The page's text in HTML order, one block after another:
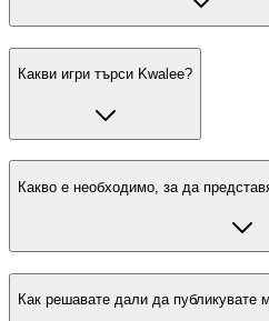
Какви игри търси Kwalee?
Какво е необходимо, за да
Как решавате дали да публикувате